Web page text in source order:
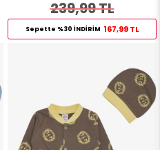
239,99 TL
Sepette %30 İNDİRİM 167,99 TL